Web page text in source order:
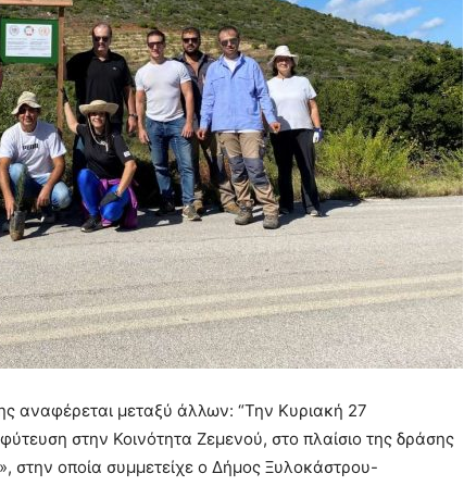
αναφέρεται μεταξύ άλλων: “Την Κυριακή 27
στην Κοινότητα Ζεμενού, στο πλαίσιο της δράσης
στην οποία συμμετείχε ο Δήμος Ξυλοκάστρου-